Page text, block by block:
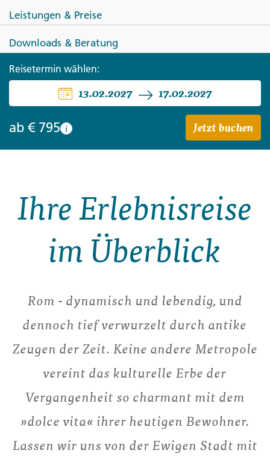
Rom ─ Stadt mit Herz
Leistungen & Preise
Downloads & Beratung
Reisetermin wählen:
13.02.2027 17.02.2027
ab € 795 i Jetzt buchen
Ihre Erlebnisreise
im Überblick
Rom - dynamisch und lebendig, und
dennoch tief verwurzelt durch antike
Zeugen der Zeit. Keine andere Metropole
vereint das kulturelle Erbe der
Vergangenheit so charmant mit dem
»dolce vita« ihrer heutigen Bewohner.
Lassen wir uns von der Ewigen Stadt mit